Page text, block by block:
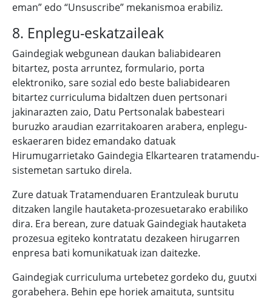
eman” edo “Unsuscribe” mekanismoa erabiliz.
8. Enplegu-eskatzaileak
Gaindegiak webgunean daukan baliabidearen
bitartez, posta arruntez, formulario, porta
elektroniko, sare sozial edo beste baliabidearen
bitartez curriculuma bidaltzen duen pertsonari
jakinarazten zaio, Datu Pertsonalak babesteari
buruzko araudian ezarritakoaren arabera, enplegu-
eskaeraren bidez emandako datuak
Hirumugarrietako Gaindegia Elkartearen tratamendu-
sistemetan sartuko direla.
Zure datuak Tratamenduaren Erantzuleak burutu
ditzaken langile hautaketa-prozesuetarako erabiliko
dira. Era berean, zure datuak Gaindegiak hautaketa
prozesua egiteko kontratatu dezakeen hirugarren
enpresa bati komunikatuak izan daitezke.
Gaindegiak curriculuma urtebetez gordeko du, guutxi
gorabehera. Behin epe horiek amaituta, suntsitu